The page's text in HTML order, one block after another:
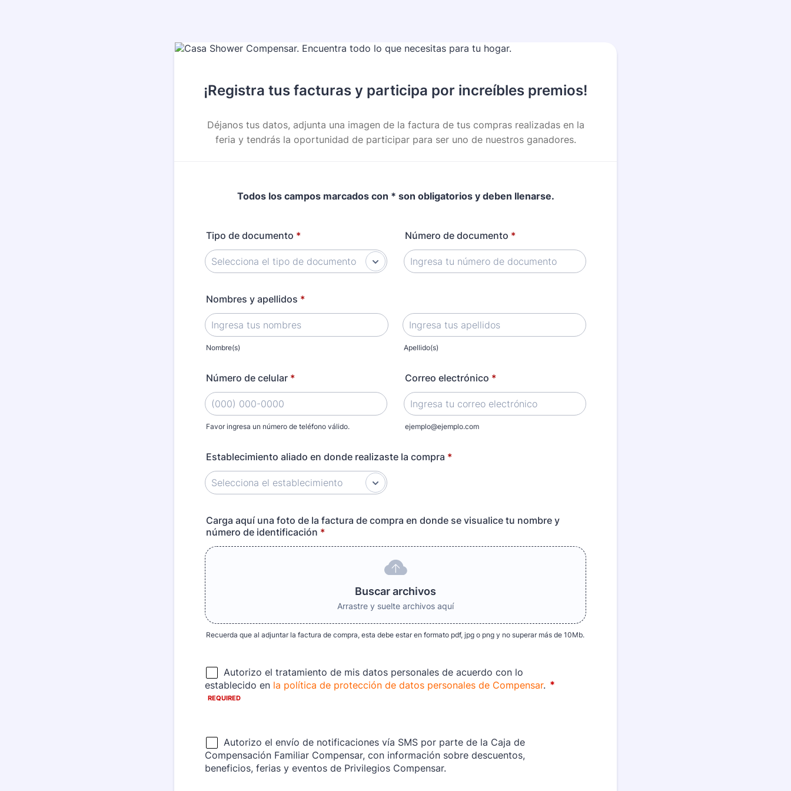
¡Registra tus facturas y participa por increíbles premios!
Déjanos tus datos, adjunta una imagen de la factura de tus compras realizadas en la
feria y tendrás la oportunidad de participar para ser uno de nuestros ganadores.
Todos los campos marcados con * son obligatorios y deben llenarse.
Tipo de documento * Número de documento *
Nombres y apellidos *
Nombre(s) Apellido(s)
Número de celular *
Favor ingresa un número de teléfono válido.
Correo electrónico *
ejemplo@ejemplo.com
Establecimiento aliado en donde realizaste la compra *
Carga aquí una foto de la factura de compra en donde se visualice tu nombre y
número de identificación *
Buscar archivos
Arrastre y suelte archivos aquí
Recuerda que al adjuntar la factura de compra, esta debe estar en formato pdf, jpg o png y no superar más de 10Mb.